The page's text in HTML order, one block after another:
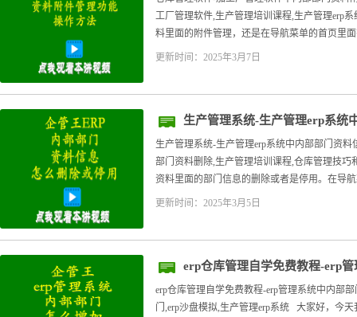
工厂管理软件,生产管理培训课程,生产管理erp
料里面的附件管理，还是在导航菜单的首页里
更新时间：2025年3月7日
生产管理系统-生产管理erp系统
停用
生产管理系统-生产管理erp系统中内部部门资
部门资料删除,生产管理培训课程,仓库管理技
资料里面的部门信息的删除或者是停用。在导
更新时间：2025年3月5日
erp仓库管理自学免费教程-erp
erp仓库管理自学免费教程-erp管理系统中内部
门,erp沙盘模拟,生产管理erp系统 大家好，今